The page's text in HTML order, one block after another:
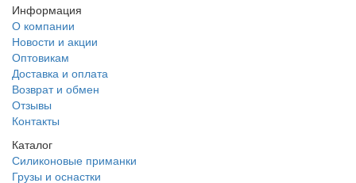
Информация
О компании
Новости и акции
Оптовикам
Доставка и оплата
Возврат и обмен
Отзывы
Контакты
Каталог
Силиконовые приманки
Грузы и оснастки